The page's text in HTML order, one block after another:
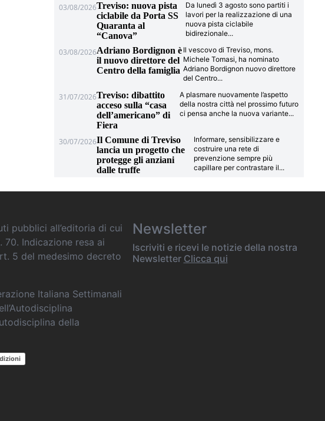
03/08/2026Treviso: nuova pista
ciclabile da Porta SS
Quaranta al
“Canova”
Da lunedì 3 agosto sono partiti i
lavori per la realizzazione di una
nuova pista ciclabile
bidirezionale...
03/08/2026Adriano Bordignon è
il nuovo direttore del
Centro della famiglia
Il vescovo di Treviso, mons.
Michele Tomasi, ha nominato
Adriano Bordignon nuovo direttore
del Centro...
31/07/2026Treviso: dibattito
acceso sulla “casa
dell’americano” di
Fiera
A plasmare nuovamente l’aspetto
della nostra città nel prossimo futuro
ci pensa anche la nuova variante...
30/07/2026Il Comune di Treviso
lancia un progetto che
protegge gli anziani
dalle truffe
Informare, sensibilizzare e
costruire una rete di
prevenzione sempre più
capillare per contrastare il...
pubblici all’editoria di cui
70. Indicazione resa ai
5 del medesimo decreto
Italiana Settimanali
della
Newsletter
Iscriviti e ricevi le notizie della nostra
Newsletter Clicca qui